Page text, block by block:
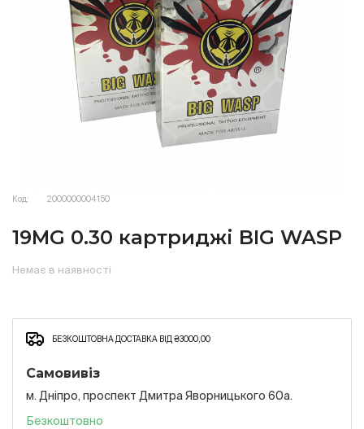
Код: 2000000004150
19MG 0.30 картриджі BIG WASP
Немає в наявності
БЕЗКОШТОВНА ДОСТАВКА ВІД ₴3000,00
Самовивіз
м. Дніпро, проспект Дмитра Яворницького 60а.
Безкоштовно